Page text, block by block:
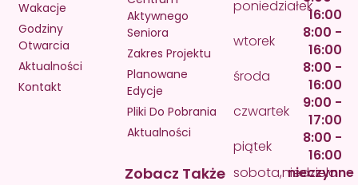
Wakacje
Godziny
Otwarcia
Aktualności
Kontakt
Aktywnego
Seniora
Zakres Projektu
Planowane
Edycje
Pliki Do Pobrania
Aktualności
Zobacz Także
poniedziałek16:00
wtorek
8:00 -
16:00
środa
8:00 -
16:00
czwartek
9:00 -
17:00
piątek
8:00 -
16:00
sobota,niedziela
nieczynne